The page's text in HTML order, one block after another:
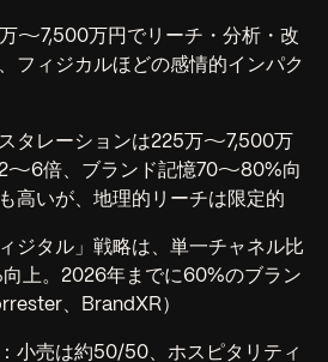
〜7,500万円でリーチ・分析・改
フィジカルほどの感情的インパク
タレーションは225万〜7,500万
〜6倍、ブランド記憶70〜80%向
高いが、地理的リーチは限定的
ジタル」戦略は、単一チャネル比
上。2026年までに60%のブラン
、BrandXR）
小売は約50/50、ホスピタリティ